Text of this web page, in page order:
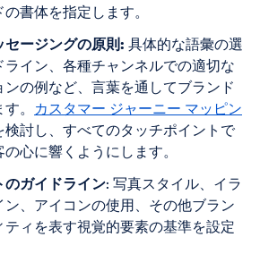
書体を指定します。
ージングの原則: 具体的な語彙の選
イン、各種チャンネルでの適切な
ンの例など、言葉を通してブランド
。 カスタマー ジャーニー マッピン
検討し、すべてのタッチポイントで
心に響くようにします。
ガイドライン: 写真スタイル、イラ
ン、アイコンの使用、その他ブラン
ティを表す視覚的要素の基準を設定